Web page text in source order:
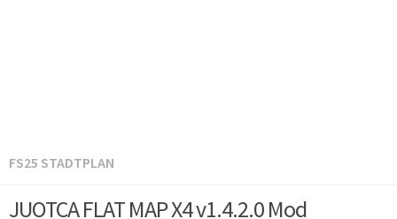
FS25 STADTPLAN
JUOTCA FLAT MAP X4 v1.4.2.0 Mod